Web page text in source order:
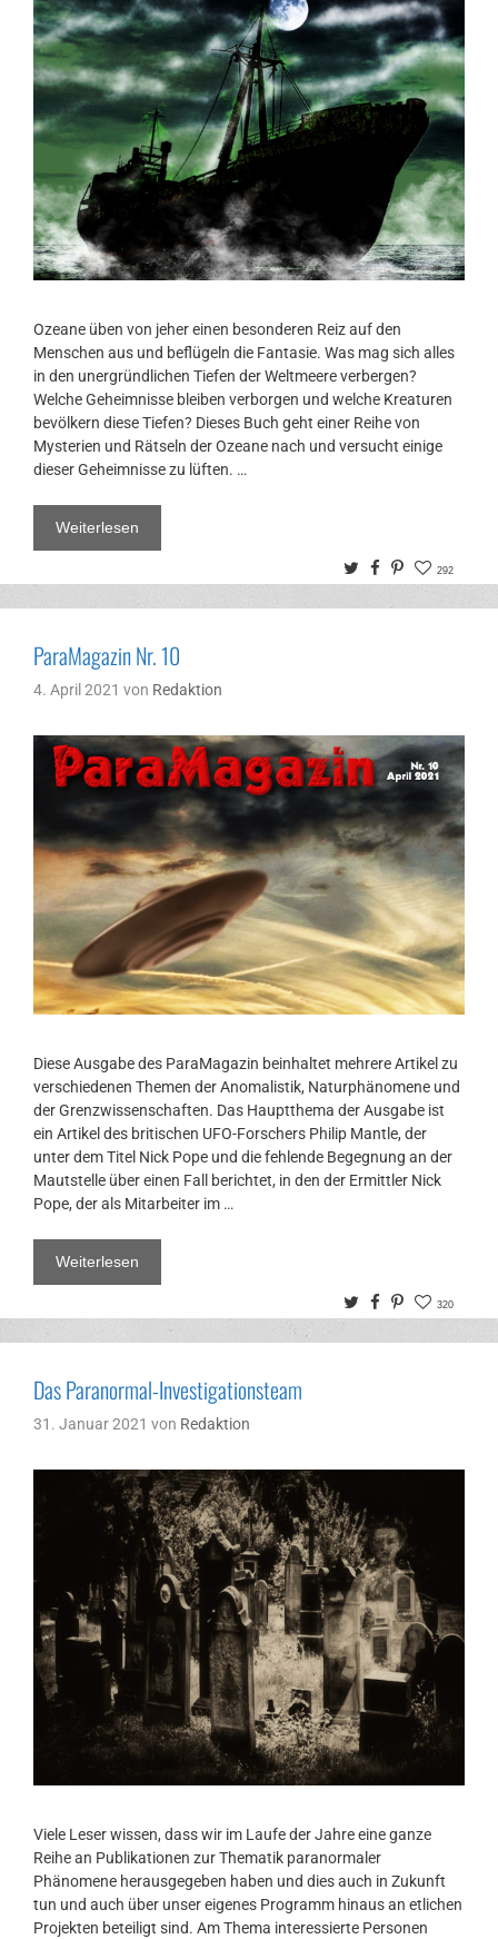
Ozeane üben von jeher einen besonderen Reiz auf den
Menschen aus und beflügeln die Fantasie. Was mag sich alles
in den unergründlichen Tiefen der Weltmeere verbergen?
Welche Geheimnisse bleiben verborgen und welche Kreaturen
bevölkern diese Tiefen? Dieses Buch geht einer Reihe von
Mysterien und Rätseln der Ozeane nach und versucht einige
dieser Geheimnisse zu lüften. …
Weiterlesen
TwitterFacebook
Pinterest
292
ParaMagazin Nr. 10
4. April 2021 von Redaktion
Diese Ausgabe des ParaMagazin beinhaltet mehrere Artikel zu
verschiedenen Themen der Anomalistik, Naturphänomene und
der Grenzwissenschaften. Das Hauptthema der Ausgabe ist
ein Artikel des britischen UFO-Forschers Philip Mantle, der
unter dem Titel Nick Pope und die fehlende Begegnung an der
Mautstelle über einen Fall berichtet, in den der Ermittler Nick
Pope, der als Mitarbeiter im …
Weiterlesen
TwitterFacebook
Pinterest
320
Das Paranormal-Investigationsteam
31. Januar 2021 von Redaktion
Viele Leser wissen, dass wir im Laufe der Jahre eine ganze
Reihe an Publikationen zur Thematik paranormaler
Phänomene herausgegeben haben und dies auch in Zukunft
tun und auch über unser eigenes Programm hinaus an etlichen
Projekten beteiligt sind. Am Thema interessierte Personen